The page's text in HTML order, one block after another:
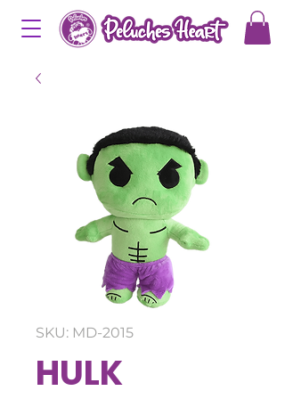
SKU: MD-2015
HULK